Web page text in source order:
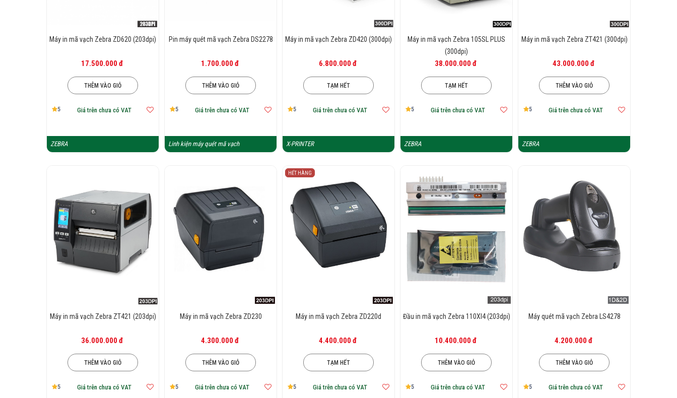
Máy in mã vạch Zebra ZD620 (203dpi)
17.500.000 đ
THÊM VÀO GIỎ
5 Giá trên chưa có VAT
ZEBRA
Pin máy quét mã vạch Zebra DS2278
1.700.000 đ
THÊM VÀO GIỎ
5 Giá trên chưa có VAT
Linh kiện máy quét mã vạch
Máy in mã vạch Zebra ZD420 (300dpi)
6.800.000 đ
TẠM HẾT
5 Giá trên chưa có VAT
X-PRINTER
Máy in mã vạch Zebra 105SL PLUS
(300dpi)
38.000.000 đ
TẠM HẾT
5 Giá trên chưa có VAT
ZEBRA
Máy in mã vạch Zebra ZT421 (300dpi)
43.000.000 đ
THÊM VÀO GIỎ
5 Giá trên chưa có VAT
ZEBRA
Máy in mã vạch Zebra ZT421 (203dpi)
36.000.000 đ
THÊM VÀO GIỎ
5 Giá trên chưa có VAT
Máy in mã vạch Zebra ZD230
4.300.000 đ
THÊM VÀO GIỎ
5 Giá trên chưa có VAT
HẾT HÀNG
Máy in mã vạch Zebra ZD220d
4.400.000 đ
TẠM HẾT
5 Giá trên chưa có VAT
Đầu in mã vạch Zebra 110XI4 (203dpi)
10.400.000 đ
THÊM VÀO GIỎ
5 Giá trên chưa có VAT
Máy quét mã vạch Zebra LS4278
4.200.000 đ
THÊM VÀO GIỎ
5 Giá trên chưa có VAT